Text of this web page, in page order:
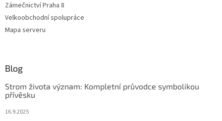
Zámečnictví Praha 8
Velkoobchodní spolupráce
Mapa serveru
Blog
Strom života význam: Kompletní průvodce symbolikou
přívěsku
16.9.2025